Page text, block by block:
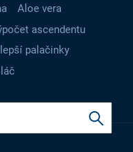
Aloe vera
ascendentu
palačinky